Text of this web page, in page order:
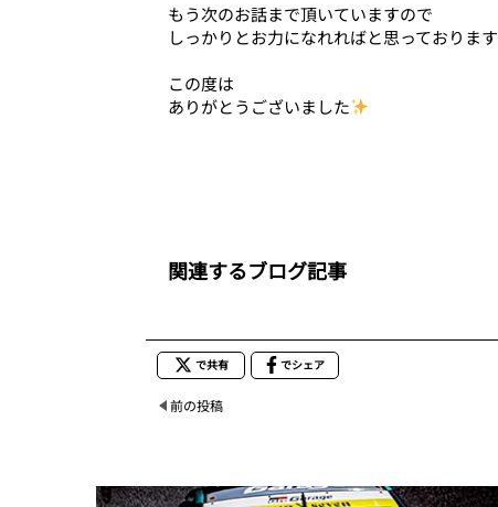
もう次のお話まで頂いていますので
しっかりとお力になれればと思っております
この度は
ありがとうございました
関連するブログ記事
で共有 でシェア
前の投稿